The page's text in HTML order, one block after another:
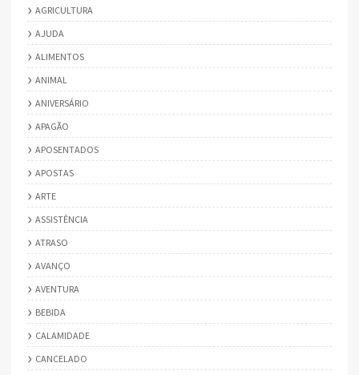
AGRICULTURA
AJUDA
ALIMENTOS
ANIMAL
ANIVERSÁRIO
APAGÃO
APOSENTADOS
APOSTAS
ARTE
ASSISTÊNCIA
ATRASO
AVANÇO
AVENTURA
BEBIDA
CALAMIDADE
CANCELADO